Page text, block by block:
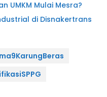
UMKM Mulai Mesra?
di Disnakertrans